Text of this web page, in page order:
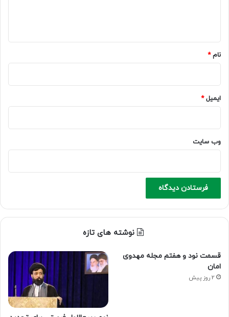
نام*
ایمیل*
وب‌ سایت
نوشته های تازه
قسمت نود و هفتم مجله مهدوی
امان
2 روز پیش